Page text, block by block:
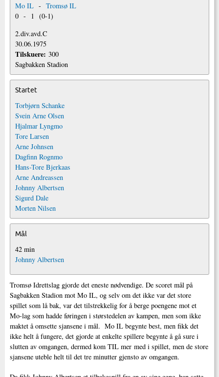
Mo IL - Tromsø IL
0 - 1 (0-1)
2.div.avd.C
30.06.1975
Tilskuere: 300
Sagbakken Stadion
Startet
Torbjørn Schanke
Svein Arne Olsen
Hjalmar Lyngmo
Tore Larsen
Arne Johnsen
Dagfinn Rognmo
Hans-Tore Bjerkaas
Arne Andreassen
Johnny Albertsen
Sigurd Dale
Morten Nilsen
Mål
42 min
Johnny Albertsen
Tromsø Idrettslag gjorde det eneste nødvendige. De scoret mål på
Sagbakken Stadion mot Mo IL, og selv om det ikke var det store
spillet som lå bak, var det tilstrekkelig for å berge poengene mot et
Mo-lag som hadde føringen i størstedelen av kampen, men som ikke
maktet å omsette sjansene i mål. Mo IL begynte best, men fikk det
ikke helt å fungere, det gjorde at enkelte spillere begynte å gå sure i
slutten av omgangen, dermed kom TIL mer med i spillet, men de store
sjansene uteble helt til det tre minutter gjensto av omgangen.